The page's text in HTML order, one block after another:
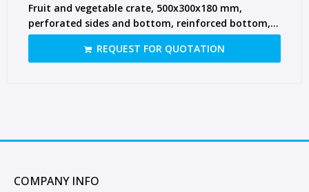
Fruit and vegetable crate, 500x300x180 mm,
perforated sides and bottom, reinforced bottom,
open top, brown
REQUEST FOR QUOTATION
COMPANY INFO